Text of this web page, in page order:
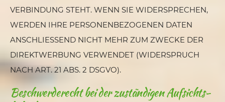
VERBINDUNG STEHT. WENN SIE WIDERSPRECHEN,
WERDEN IHRE PERSONENBEZOGENEN DATEN
ANSCHLIESSEND NICHT MEHR ZUM ZWECKE DER
DIREKTWERBUNG VERWENDET (WIDERSPRUCH
NACH ART. 21 ABS. 2 DSGVO).
Beschwerde­recht bei der zuständigen Aufsichts­